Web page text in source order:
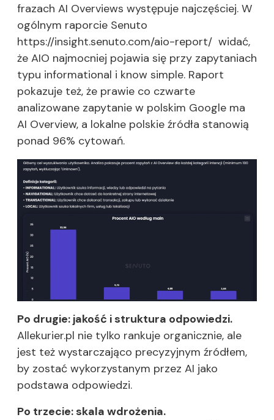
frazach AI Overviews występuje najczęściej. W
ogólnym raporcie Senuto
https://insight.senuto.com/aio-report/ widać,
że AIO najmocniej pojawia się przy zapytaniach
typu informational i know simple. Raport
pokazuje też, że prawie co czwarte
analizowane zapytanie w polskim Google ma
AI Overview, a lokalne polskie źródła stanowią
ponad 96% cytowań.
Po drugie: jakość i struktura odpowiedzi.
Allekurier.pl nie tylko rankuje organicznie, ale
jest też wystarczająco precyzyjnym źródłem,
by zostać wykorzystanym przez AI jako
podstawa odpowiedzi.
Po trzecie: skala wdrożenia.